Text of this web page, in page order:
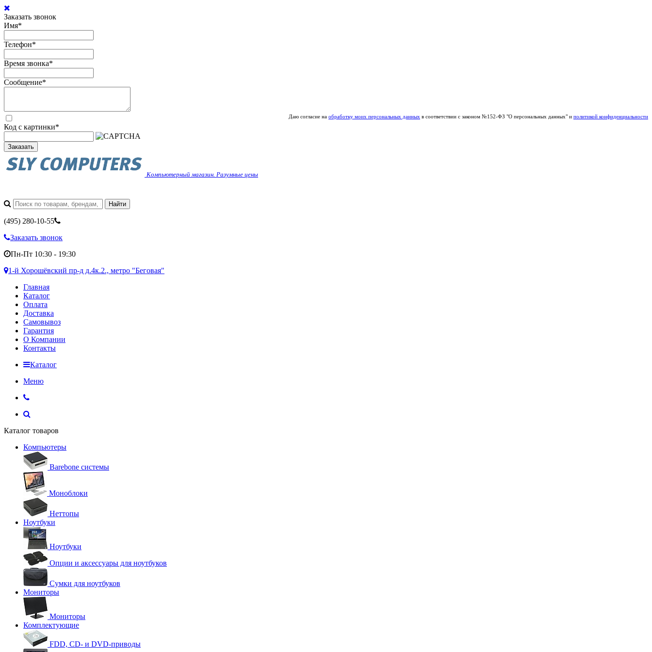
Заказать звонок
Имя*
Телефон*
Время звонка*
Сообщение*
Даю согласие на обработку моих персональных данных в соответствии с законом №152-ФЗ "О персональных данных" и политикой конфиденциальности
Код с картинки*
Заказать
Компьютерный магазин. Разумные цены
(495) 280-10-55
Заказать звонок
Пн-Пт 10:30 - 19:30
1-й Хорошёвский пр-д д.4к.2., метро "Беговая"
Главная
Каталог
Оплата
Доставка
Самовывоз
Гарантия
О Компании
Контакты
Каталог
Меню
Каталог товаров
Компьютеры
Barebone системы
Моноблоки
Неттопы
Ноутбуки
Ноутбуки
Опции и аксессуары для ноутбуков
Сумки для ноутбуков
Мониторы
Мониторы
Комплектующие
FDD, CD- и DVD-приводы